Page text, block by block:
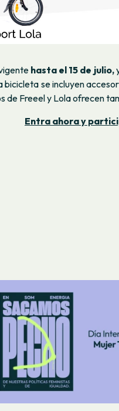
hasta el 15 de julio,
bicicleta se incluyen
de Freeel y Lola ofrecen
Entra ahora y